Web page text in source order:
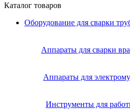
Каталог товаров
Оборудование для сварки
Аппараты для сварки
Аппараты для
Инструменты для